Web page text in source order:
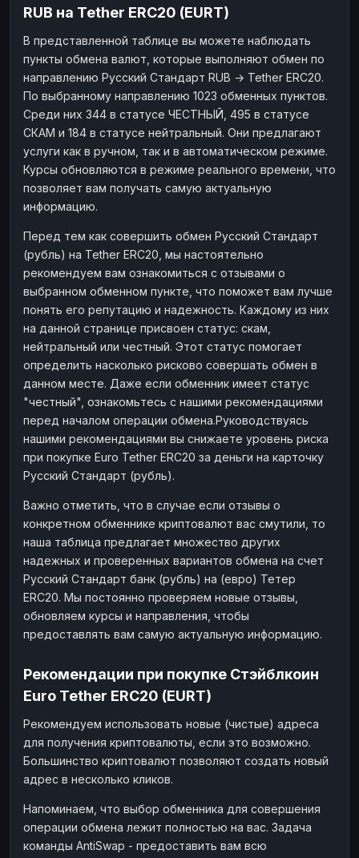
ДЕНЕЖНЫЕ ПЕРЕВОДЫ
ЗК USD
WU USD
ЗК USD
WU
НАЛИЧНЫЕ ДЕНЬГИ
Наличные
Наличные USD
Наличные
Наличные
RUB на Tether ERC20 (EURT)
В представленной таблице вы можете наблюдать
пункты обмена валют, которые выполняют обмен по
направлению Русский Стандарт RUB → Tether ERC20.
По выбранному направлению 1023 обменных пунктов.
Среди них 344 в статусе ЧЕСТНЫЙ, 495 в статусе
СКАМ и 184 в статусе нейтральный. Они предлагают
услуги как в ручном, так и в автоматическом режиме.
Курсы обновляются в режиме реального времени, что
позволяет вам получать самую актуальную
информацию.
Перед тем как совершить обмен Русский Стандарт
(рубль) на Tether ERC20, мы настоятельно
рекомендуем вам ознакомиться с отзывами о
выбранном обменном пункте, что поможет вам лучше
понять его репутацию и надежность. Каждому из них
на данной странице присвоен статус: скам,
нейтральный или честный. Этот статус помогает
определить насколько рисково совершать обмен в
данном месте. Даже если обменник имеет статус
"честный", ознакомьтесь с нашими рекомендациями
перед началом операции обмена.Руководствуясь
нашими рекомендациями вы снижаете уровень риска
при покупке Euro Tether ERC20 за деньги на карточку
Русский Стандарт (рубль).
Важно отметить, что в случае если отзывы о
конкретном обменнике криптовалют вас смутили, то
наша таблица предлагает множество других
надежных и проверенных вариантов обмена на счет
Русский Стандарт банк (рубль) на (евро) Тетер
ERC20. Мы постоянно проверяем новые отзывы,
обновляем курсы и направления, чтобы
предоставлять вам самую актуальную информацию.
Рекомендации при покупке Стэйблкоин
Euro Tether ERC20 (EURT)
Рекомендуем использовать новые (чистые) адреса
для получения криптовалюты, если это возможно.
Большинство криптовалют позволяют создать новый
адрес в несколько кликов.
Напоминаем, что выбор обменника для совершения
операции обмена лежит полностью на вас. Задача
команды AntiSwap - предоставить вам всю